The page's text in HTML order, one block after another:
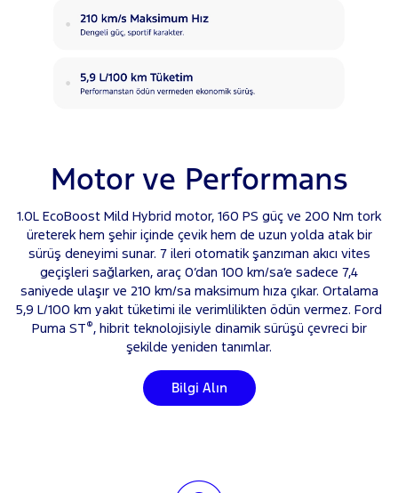
Motor ve Performans
1.0L EcoBoost Mild Hybrid motor, 160 PS güç ve 200 Nm tork
üreterek hem şehir içinde çevik hem de uzun yolda atak bir
sürüş deneyimi sunar. 7 ileri otomatik şanzıman akıcı vites
geçişleri sağlarken, araç 0’dan 100 km/sa’e sadece 7,4
saniyede ulaşır ve 210 km/sa maksimum hıza çıkar. Ortalama
5,9 L/100 km yakıt tüketimi ile verimlilikten ödün vermez. Ford
Puma ST®, hibrit teknolojisiyle dinamik sürüşü çevreci bir
şekilde yeniden tanımlar.
Bilgi Alın